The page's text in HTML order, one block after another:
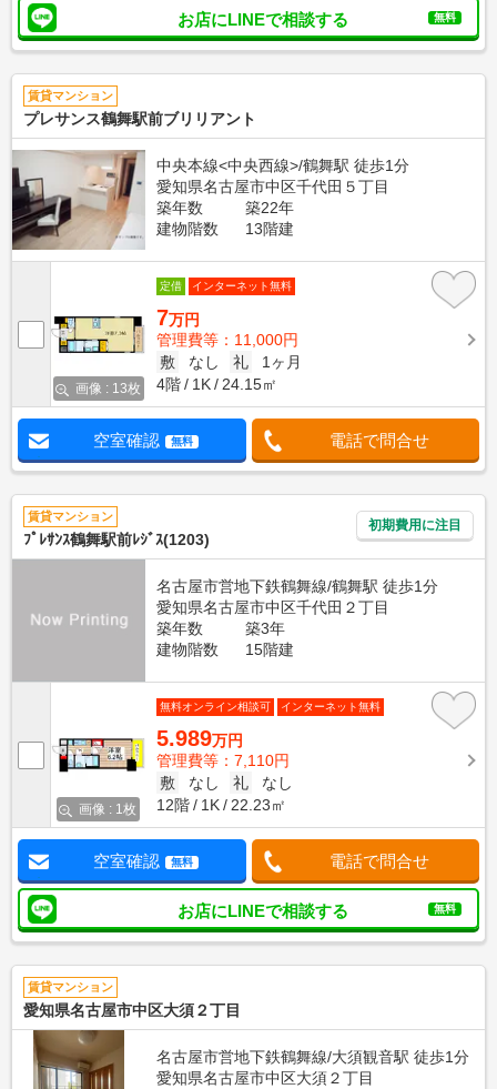
お店にLINEで相談する 無料
賃貸マンション
プレサンス鶴舞駅前ブリリアント
中央本線<中央西線>/鶴舞駅 徒歩1分
愛知県名古屋市中区千代田５丁目
築年数
築22年
建物階数
13階建
画像 : 13枚
定借 インターネット無料
7万円
管理費等：11,000円
敷
なし 礼
1ヶ月
4階
1K 24.15㎡
空室確認 無料 電話で問合せ
賃貸マンション
ﾌﾟﾚｻﾝｽ鶴舞駅前ﾚｼﾞｽ(1203)
初期費用に注目
名古屋市営地下鉄鶴舞線/鶴舞駅 徒歩1分
愛知県名古屋市中区千代田２丁目
築年数
築3年
建物階数
15階建
画像 : 1枚
無料オンライン相談可 インターネット無料
5.989万円
管理費等：7,110円
敷
なし 礼
なし
12階
1K 22.23㎡
空室確認 無料 電話で問合せ
お店にLINEで相談する 無料
賃貸マンション
愛知県名古屋市中区大須２丁目
名古屋市営地下鉄鶴舞線/大須観音駅 徒歩1分
愛知県名古屋市中区大須２丁目